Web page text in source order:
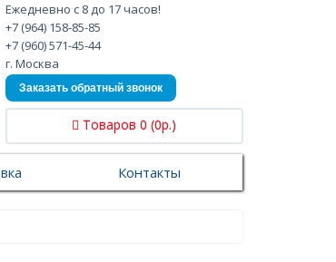
Ежедневно с 8 до 17 часов!
+7 (964) 158-85-85
+7 (960) 571-45-44
г. Москва
Заказать обратный звонок
Товаров 0 (0р.)
Контакты